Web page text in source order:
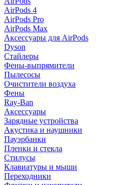
AirPods 4
AirPods Pro
AirPods Max
Аксессуары для AirPods
Dyson
Стайлеры
Фены-выпрямители
Пылесосы
Очистители воздуха
Фены
Ray-Ban
Аксессуары
Зарядные устройства
Акустика и наушники
Пауэрбанки
Пленки и стекла
Стилусы
Клавиатуры и мыши
Переходники